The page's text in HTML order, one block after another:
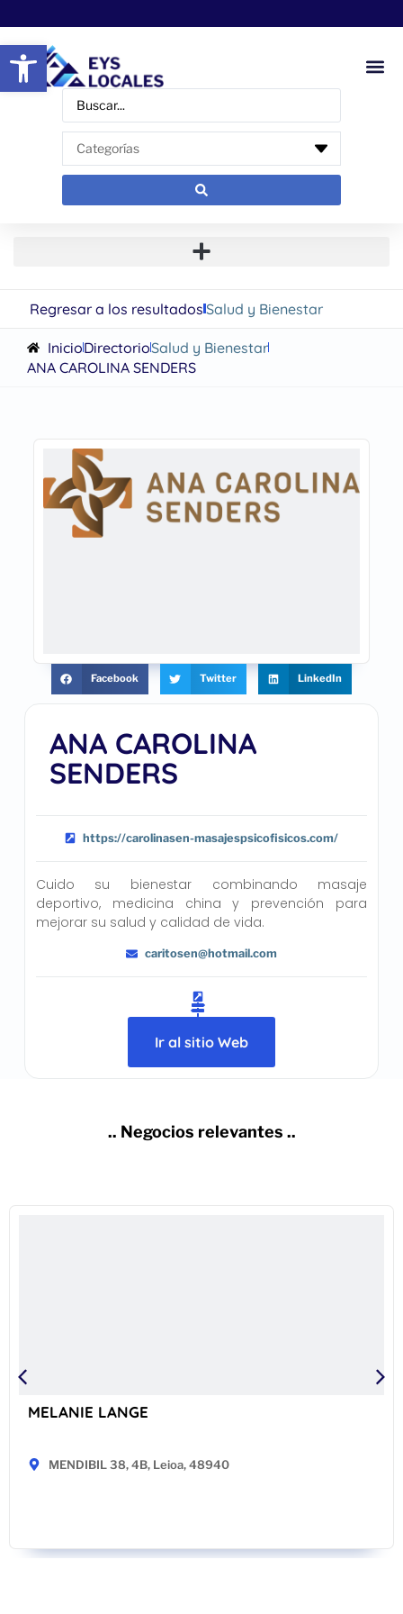
Abrir barra de herramientas
Regresar a los resultadosSalud y Bienestar
InicioDirectorioSalud y Bienestar
ANA CAROLINA SENDERS
ANA CAROLINA
SENDERS
https://carolinasen-masajespsicofisicos.com/
Cuido su bienestar combinando masaje
deportivo, medicina china y prevención para
mejorar su salud y calidad de vida.
caritosen@hotmail.com
Ir al sitio Web
Facebook Twitter LinkedIn
.. Negocios relevantes ..
MELANIE LANGE
MENDIBIL 38, 4B, Leioa, 48940